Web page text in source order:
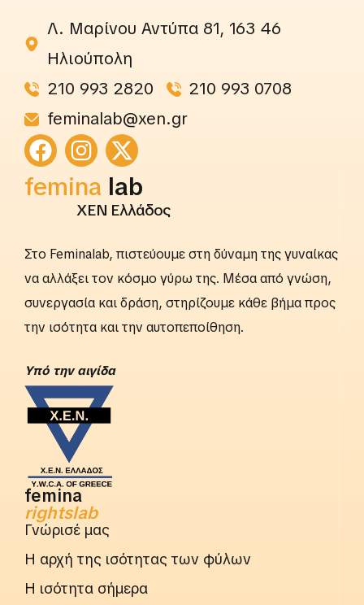
Λ. Μαρίνου Αντύπα 81, 163 46
Ηλιούπολη
210 993 2820
210 993 0708
feminalab@xen.gr
femina
lab
rightslab
ΧΕΝ Ελλάδος
Στο Feminalab, πιστεύουμε στη δύναμη της γυναίκας
να αλλάξει τον κόσμο γύρω της. Μέσα από γνώση,
συνεργασία και δράση, στηρίζουμε κάθε βήμα προς
την ισότητα και την αυτοπεποίθηση.
Yπό την αιγίδα
femina
rightslab
Γνώρισέ μας
Η αρχή της ισότητας των φύλων
Η ισότητα σήμερα